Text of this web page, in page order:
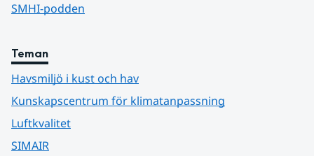
SMHI-podden
Teman
Havsmiljö i kust och hav
Kunskapscentrum för klimatanpassning
Luftkvalitet
SIMAIR